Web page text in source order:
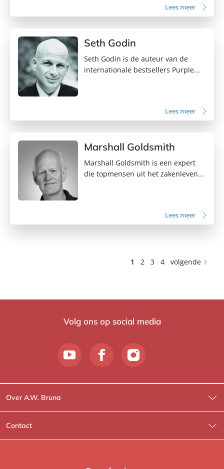
Lees meer
Seth Godin
Seth Godin is de auteur van de
internationale bestsellers Purple...
Lees meer
Marshall Goldsmith
Marshall Goldsmith is een expert
die topmensen uit het zakenleven...
Lees meer
1 2 3 4 volgende
Volg ons op social media
Over A.W. Bruna
Wat wij doen
Wie is Wie?
Contact
Contactinformatie